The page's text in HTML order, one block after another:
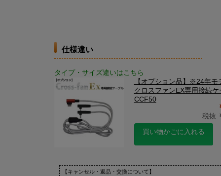
仕様違い
タイプ・サイズ違いはこちら
【オプション品】※24年
クロスファンEX専用接続ケ
CCF50
税抜
買い物かごに入れる
【キャンセル・返品・交換について】